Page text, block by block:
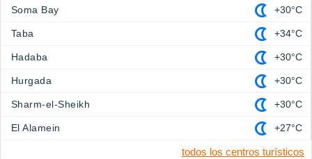
Soma Bay +30°C
Taba +34°C
Hadaba +30°C
Hurgada +30°C
Sharm-el-Sheikh +30°C
El Alamein +27°C
todos los centros turísticos